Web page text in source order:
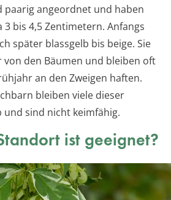
paarig angeordnet und haben
3 bis 4,5 Zentimetern. Anfangs
später blassgelb bis beige. Sie
von den Bäumen und bleiben oft
an den Zweigen haften.
bleiben viele dieser
und sind nicht keimfähig.
ist geeignet?